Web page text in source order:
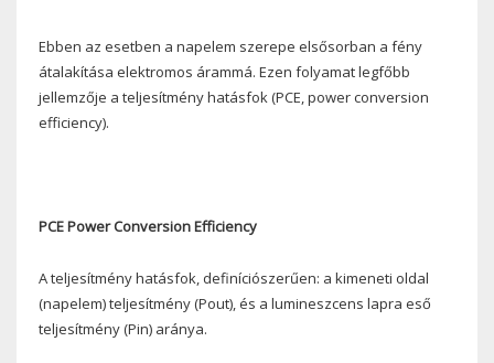
Ebben az esetben a napelem szerepe elsősorban a fény
átalakítása elektromos árammá. Ezen folyamat legfőbb
jellemzője a teljesítmény hatásfok (PCE, power conversion
efficiency).
PCE Power Conversion Efficiency
A teljesítmény hatásfok, definíciószerűen: a kimeneti oldal
(napelem) teljesítmény (Pout), és a lumineszcens lapra eső
teljesítmény (Pin) aránya.